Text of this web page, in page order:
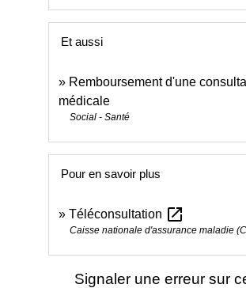
Et aussi
Remboursement d'une
médicale
Social - Santé
Pour en savoir plus
Téléconsultation open_in_new
Caisse nationale d'assurance maladie
Signaler une erreur sur